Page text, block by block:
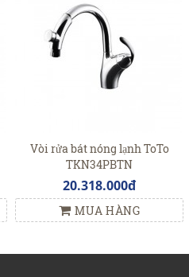
Vòi rửa bát nóng lạnh ToTo
TKN34PBTN
20.318.000đ
MUA HÀNG